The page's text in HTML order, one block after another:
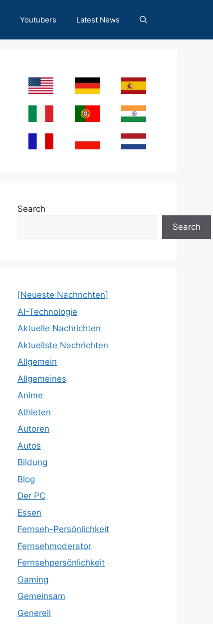
Youtubers Latest News
Search
Search
[Neueste Nachrichten]
AI-Technologie
Aktuelle Nachrichten
Aktuellste Nachrichten
Allgemein
Allgemeines
Anime
Athleten
Autoren
Autos
Bildung
Blog
Der PC
Essen
Fernseh-Persönlichkeit
Fernsehmoderator
Fernsehpersönlichkeit
Gaming
Gemeinsam
Generell